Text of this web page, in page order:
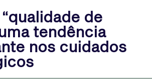
de
tendência
nos cuidados